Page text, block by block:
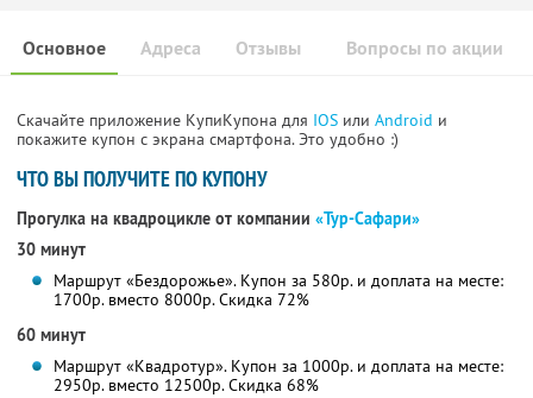
Основное Отзывы Вопросы по акции
Адреса
Скачайте приложение КупиКупона для IOS или Android и
покажите купон с экрана смартфона. Это удобно :)
ЧТО ВЫ ПОЛУЧИТЕ ПО КУПОНУ
Прогулка на квадроцикле от компании «Тур-Сафари»
30 минут
Маршрут «Бездорожье». Купон за 580р. и доплата на месте:
1700р. вместо 8000р. Скидка 72%
60 минут
Маршрут «Квадротур». Купон за 1000р. и доплата на месте:
2950р. вместо 12500р. Скидка 68%